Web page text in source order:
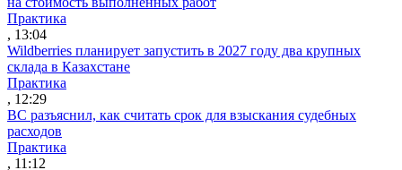
Практика
, 13:04
Wildberries планирует запустить в 2027 году два крупных
склада в Казахстане
Практика
, 12:29
ВС разъяснил, как считать срок для взыскания судебных
расходов
Практика
, 11:12